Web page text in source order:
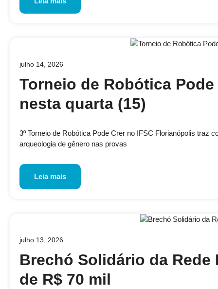
julho 14, 2026
Torneio de Robótica
nesta quarta (15)
3º Torneio de Robótica Pode Crer no IFSC Florianópolis traz
arqueologia de gênero nas provas
Leia mais
julho 13, 2026
Brechó Solidário da Rede
de R$ 70 mil